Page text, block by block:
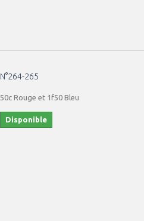
N°264-265
50c Rouge et 1f50 Bleu
Disponible